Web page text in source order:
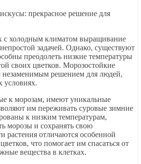
с холодным климатом выращивание
задачей. Однако, существуют
преодолеть низкие температуры
своих цветков. Морозостойкие
незаменимым решением для людей,
к морозам, имеют уникальные
им переживать суровые зимние
к низким температурам,
морозы и сохранять свою
растения отличаются особенной
что помогает им спасаться от
вещества в клетках.